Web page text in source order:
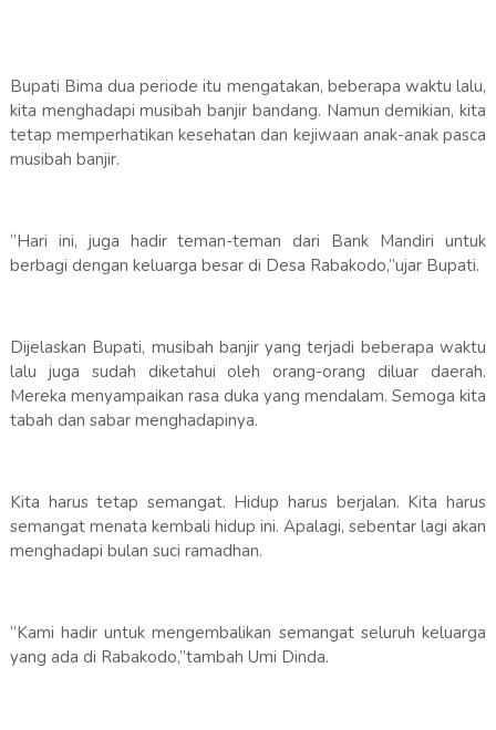
Bupati Bima dua periode itu mengatakan, beberapa waktu lalu,
kita menghadapi musibah banjir bandang. Namun demikian, kita
tetap memperhatikan kesehatan dan kejiwaan anak-anak pasca
musibah banjir.
‘’Hari ini, juga hadir teman-teman dari Bank Mandiri untuk
berbagi dengan keluarga besar di Desa Rabakodo,’’ujar Bupati.
Dijelaskan Bupati, musibah banjir yang terjadi beberapa waktu
lalu juga sudah diketahui oleh orang-orang diluar daerah.
Mereka menyampaikan rasa duka yang mendalam. Semoga kita
tabah dan sabar menghadapinya.
Kita harus tetap semangat. Hidup harus berjalan. Kita harus
semangat menata kembali hidup ini. Apalagi, sebentar lagi akan
menghadapi bulan suci ramadhan.
‘’Kami hadir untuk mengembalikan semangat seluruh keluarga
yang ada di Rabakodo,’’tambah Umi Dinda.